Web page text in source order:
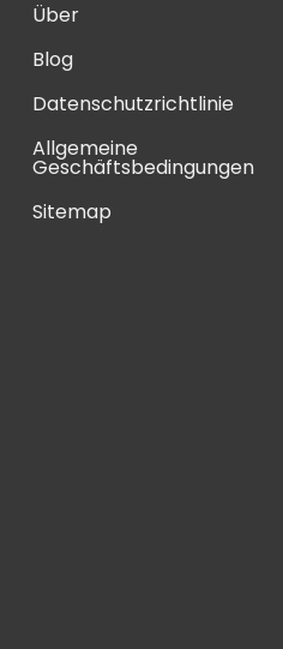
Über
Blog
Datenschutzrichtlinie
Allgemeine
Geschäftsbedingungen
Sitemap